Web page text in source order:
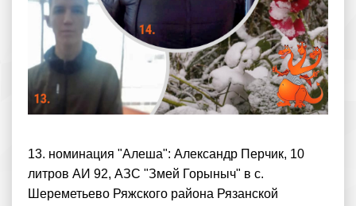
13. номинация "Алеша": Александр Перчик, 10
литров АИ 92, АЗС "Змей Горыныч" в с.
Шереметьево Ряжского района Рязанской